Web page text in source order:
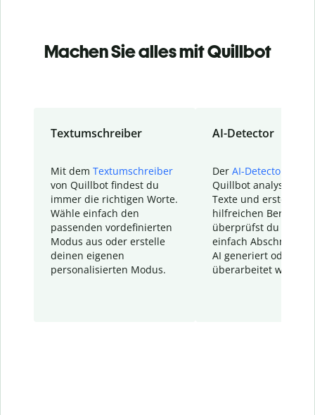
Machen Sie alles mit Quillbot
Textumschreiber
Mit dem Textumschreiber
von Quillbot findest du
immer die richtigen Worte.
Wähle einfach den
passenden vordefinierten
Modus aus oder erstelle
deinen eigenen
personalisierten Modus.
AI-Detector
Der AI-Detector
Quillbot analysiert
Texte und erstellt
hilfreichen Bericht.
überprüfst du
einfach Abschnitte,
AI generiert oder
überarbeitet wurden.